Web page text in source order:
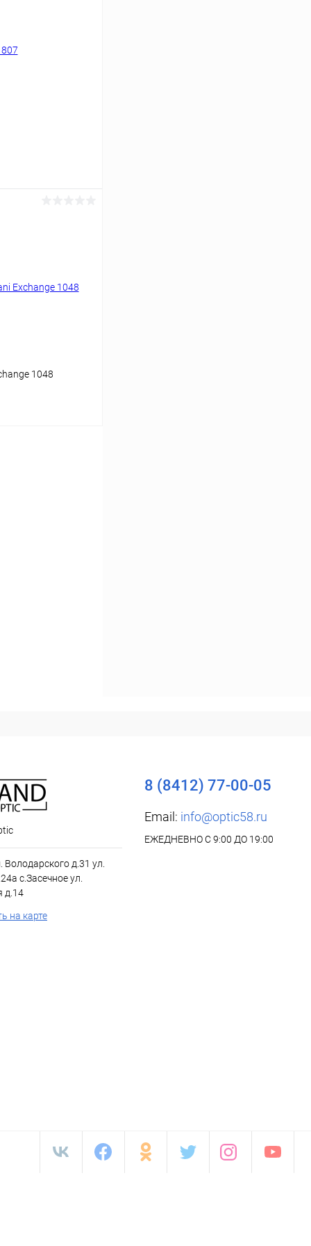
1048
Володарского д.31 ул.
с.Засечное ул.
д.14
на карте
8 (8412) 77-00-05
Email: info@optic58.ru
ЕЖЕДНЕВНО С 9:00 ДО 19:00